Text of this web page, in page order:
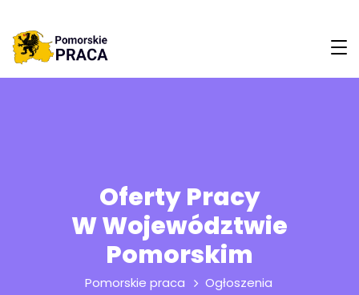
Oferty Pracy
W Województwie
Pomorskim
Pomorskie praca Ogłoszenia